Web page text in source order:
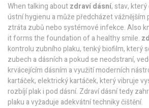
When talking aboutzdraví dásní, stav,
ústní hygienu a může předcházet vážnějším
ztráta zubů nebo systémové infekce. Also
it forms the foundation of a healthy smile.
kontrolu zubního plaku,tenký biofilm, který
zubech a dásních a pokud se neodstraní,
krvácejícím dásním a využití moderních
kartáček, elektrický kartáček, který vibruje
rozbíjí plak i pod dásní. Zdraví dásní tedy
plaku a vyžaduje adekvátní techniky čištění.